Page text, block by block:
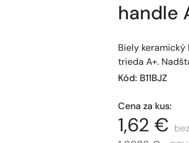
handle
Biely keramický
trieda A+.
Kód: B11BJZ
Cena za kus:
1,62 €